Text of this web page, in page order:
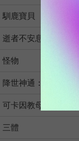
馴鹿寶貝
逝者不安息
怪物
降世神通：最後的氣宗
可卡因教母格麗塞爾達
三體